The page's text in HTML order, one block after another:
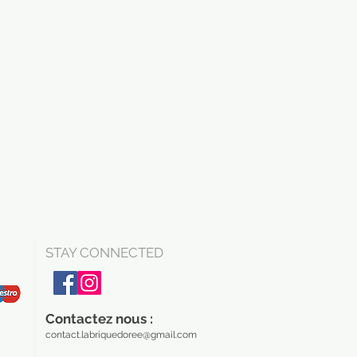
STAY CONNECTED
Contactez nous :
contact.labriquedoree@gmail.com